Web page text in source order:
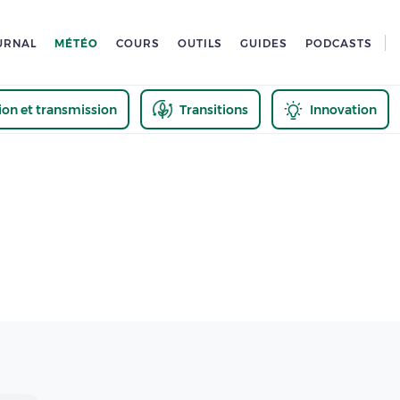
MÉTÉO COURS OUTILS GUIDES PODCASTS
et transmission Transitions Innovation